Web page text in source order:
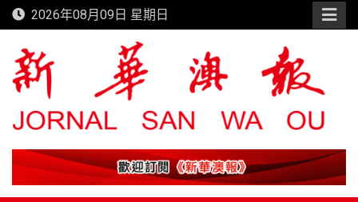
Skip
to
content
2026年08月09日 星期日
新華澳報